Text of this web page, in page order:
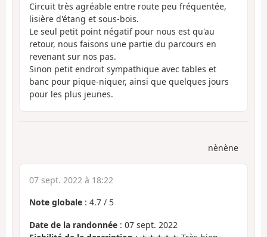
Circuit très agréable entre route peu fréquentée,
lisière d'étang et sous-bois.
Le seul petit point négatif pour nous est qu'au
retour, nous faisons une partie du parcours en
revenant sur nos pas.
Sinon petit endroit sympathique avec tables et
banc pour pique-niquer, ainsi que quelques jours
pour les plus jeunes.
nènène
07 sept. 2022 à 18:22
Note globale : 4.7 / 5
Date de la randonnée : 07 sept. 2022